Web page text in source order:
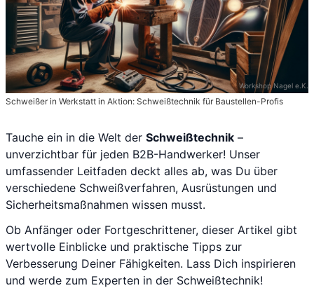
Schweißer in Werkstatt in Aktion: Schweißtechnik für Baustellen-Profis
Workshop Nagel e.K.
Tauche ein in die Welt der Schweißtechnik –
unverzichtbar für jeden B2B-Handwerker! Unser
umfassender Leitfaden deckt alles ab, was Du über
verschiedene Schweißverfahren, Ausrüstungen und
Sicherheitsmaßnahmen wissen musst.
Ob Anfänger oder Fortgeschrittener, dieser Artikel gibt
wertvolle Einblicke und praktische Tipps zur
Verbesserung Deiner Fähigkeiten. Lass Dich inspirieren
und werde zum Experten in der Schweißtechnik!